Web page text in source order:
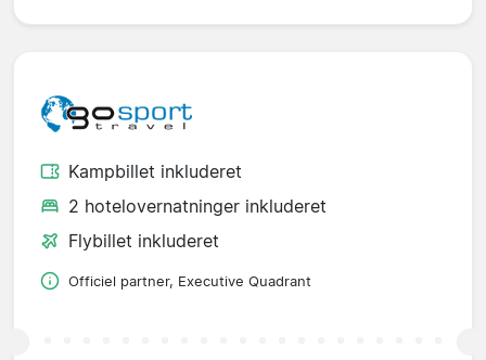
Kampbillet inkluderet
2 hotelovernatninger inkluderet
Flybillet inkluderet
Officiel partner, Executive Quadrant